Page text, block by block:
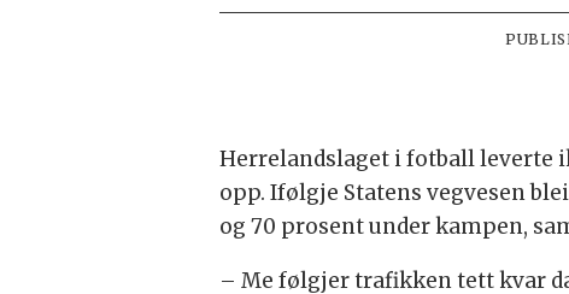
Herrelandslaget i fotball leverte
opp. Ifølgje Statens vegvesen
og 70 prosent under kampen,
– Me følgjer trafikken tett kvar